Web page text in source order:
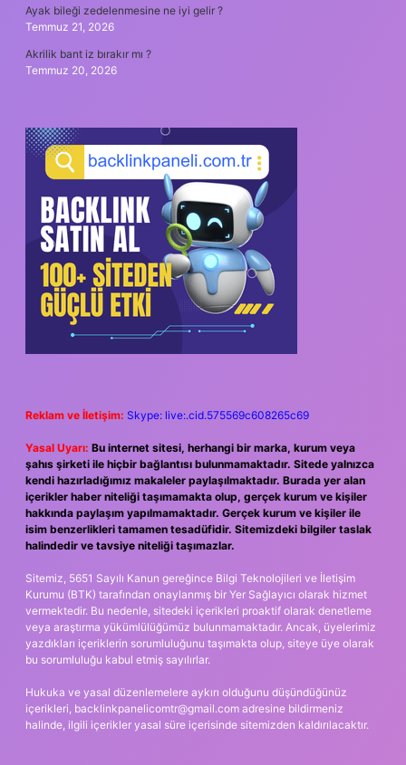
Ayak bileği zedelenmesine ne iyi gelir ?
Temmuz 21, 2026
Akrilik bant iz bırakır mı ?
Temmuz 20, 2026
Reklam ve İletişim: Skype: live:.cid.575569c608265c69
Yasal Uyarı: Bu internet sitesi, herhangi bir marka, kurum veya
şahıs şirketi ile hiçbir bağlantısı bulunmamaktadır. Sitede yalnızca
kendi hazırladığımız makaleler paylaşılmaktadır. Burada yer alan
içerikler haber niteliği taşımamakta olup, gerçek kurum ve kişiler
hakkında paylaşım yapılmamaktadır. Gerçek kurum ve kişiler ile
isim benzerlikleri tamamen tesadüfidir. Sitemizdeki bilgiler taslak
halindedir ve tavsiye niteliği taşımazlar.
Sitemiz, 5651 Sayılı Kanun gereğince Bilgi Teknolojileri ve İletişim
Kurumu (BTK) tarafından onaylanmış bir Yer Sağlayıcı olarak hizmet
vermektedir. Bu nedenle, sitedeki içerikleri proaktif olarak denetleme
veya araştırma yükümlülüğümüz bulunmamaktadır. Ancak, üyelerimiz
yazdıkları içeriklerin sorumluluğunu taşımakta olup, siteye üye olarak
bu sorumluluğu kabul etmiş sayılırlar.
Hukuka ve yasal düzenlemelere aykırı olduğunu düşündüğünüz
içerikleri, backlinkpanelicomtr@gmail.com adresine bildirmeniz
halinde, ilgili içerikler yasal süre içerisinde sitemizden kaldırılacaktır.